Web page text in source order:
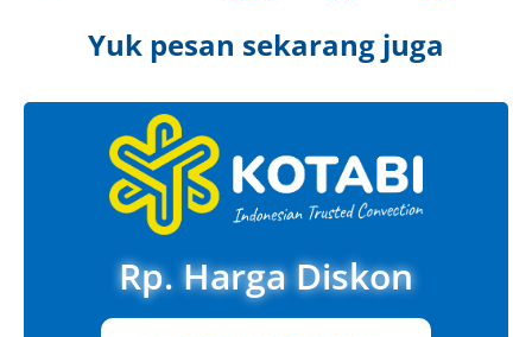
Yuk pesan sekarang juga
Rp. Harga Diskon